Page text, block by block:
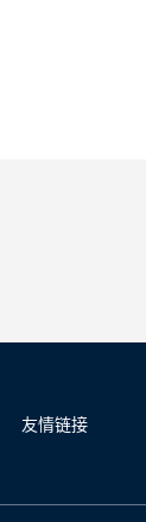
友情链接